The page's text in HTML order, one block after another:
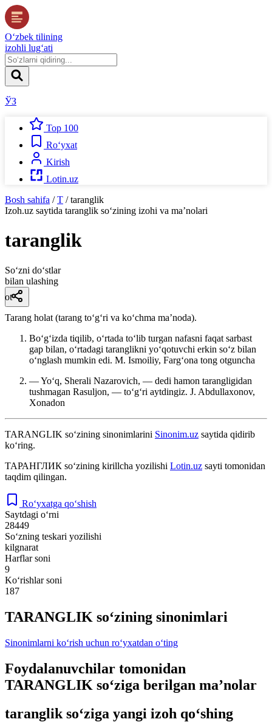
O‘zbek tilining
izohli lug‘ati
ЎЗ
Top 100
Ro‘yxat
Kirish
Lotin.uz
Bosh sahifa / T / taranglik
Izoh.uz saytida taranglik so‘zining izohi va ma’nolari
taranglik
So‘zni do‘stlar
bilan ulashing
ot
Tarang holat (tarang toʻgʻri va koʻchma maʼnoda).
Boʻgʻizda tiqilib, oʻrtada toʻlib turgan nafasni faqat sarbast
gap bilan, oʻrtadagi taranglikni yoʻqotuvchi erkin soʻz bilan
oʻnglash mumkin edi. M. Ismoiliy, Fargʻona tong otguncha
— Yoʻq, Sherali Nazarovich, — dedi hamon tarangligidan
tushmagan Rasuljon, — toʻgʻri aytdingiz. J. Abdullaxonov,
Xonadon
TARANGLIK so‘zining sinonimlarini Sinonim.uz saytida qidirib
ko‘ring.
ТАРАНГЛИК so‘zining kirillcha yozilishi Lotin.uz sayti tomonidan
taqdim qilingan.
Ro‘yxatga qo‘shish
Saytdagi o‘rni
28449
So‘zning teskari yozilishi
kilgnarat
Harflar soni
9
Ko‘rishlar soni
187
TARANGLIK so‘zining sinonimlari
Sinonimlarni ko‘rish uchun ro‘yxatdan o‘ting
Foydalanuvchilar tomonidan
TARANGLIK so‘ziga berilgan ma’nolar
taranglik so‘ziga yangi izoh qo‘shing